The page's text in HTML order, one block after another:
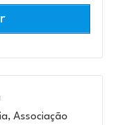
Associação